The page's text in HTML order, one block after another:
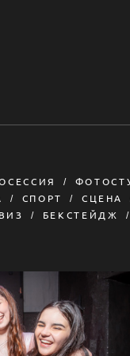
СПОРТ СЦЕНА
БЕКСТЕЙДЖ